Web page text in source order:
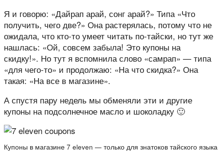
Я и говорю: «Дайрап арай, сонг арай?» Типа «Что
получить, чего две?» Она растерялась, потому что не
ожидала, что кто-то умеет читать по-тайски, но тут же
нашлась: «Ой, совсем забыла! Это купоны на
скидку!». Но тут я вспомнила слово «самрап» — типа
«для чего-то» и продолжаю: «На что скидка?» Она
такая: «На все в магазине».
А спустя пару недель мы обменяли эти и другие
купоны на подсолнечное масло и шоколадку 🙂
Купоны в магазине 7 eleven — только для знатоков тайского